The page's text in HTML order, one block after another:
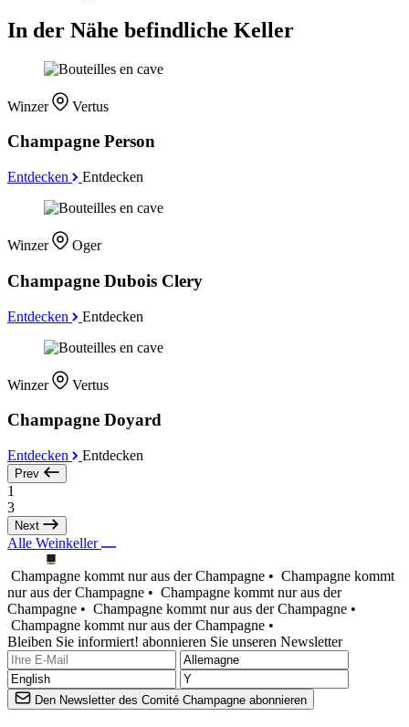
In der Nähe befindliche Keller
Winzer Vertus
Champagne Person
Entdecken Entdecken
Winzer Oger
Champagne Dubois Clery
Entdecken Entdecken
Winzer Vertus
Champagne Doyard
Entdecken Entdecken
Prev
1
3
Next
Alle Weinkeller
Champagne kommt nur aus der Champagne • Champagne kommt
nur aus der Champagne • Champagne kommt nur aus der
Champagne • Champagne kommt nur aus der Champagne •
Champagne kommt nur aus der Champagne •
Bleiben Sie informiert! abonnieren Sie unseren Newsletter
Den Newsletter des Comité Champagne abonnieren